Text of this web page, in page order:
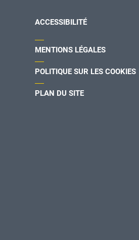
ACCESSIBILITÉ
MENTIONS LÉGALES
POLITIQUE SUR LES COOKIES
PLAN DU SITE